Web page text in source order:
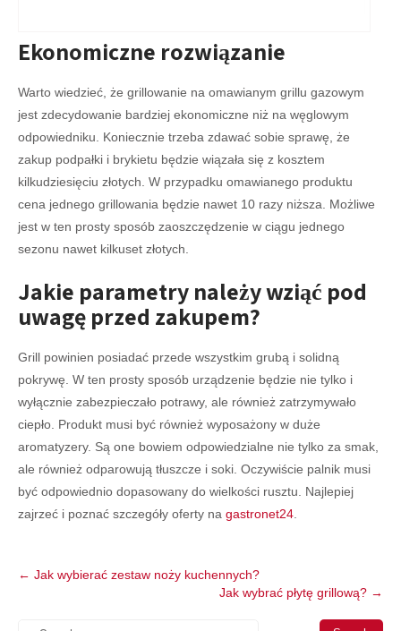
Ekonomiczne rozwiązanie
Warto wiedzieć, że grillowanie na omawianym grillu gazowym
jest zdecydowanie bardziej ekonomiczne niż na węglowym
odpowiedniku. Koniecznie trzeba zdawać sobie sprawę, że
zakup podpałki i brykietu będzie wiązała się z kosztem
kilkudziesięciu złotych. W przypadku omawianego produktu
cena jednego grillowania będzie nawet 10 razy niższa. Możliwe
jest w ten prosty sposób zaoszczędzenie w ciągu jednego
sezonu nawet kilkuset złotych.
Jakie parametry należy wziąć pod
uwagę przed zakupem?
Grill powinien posiadać przede wszystkim grubą i solidną
pokrywę. W ten prosty sposób urządzenie będzie nie tylko i
wyłącznie zabezpieczało potrawy, ale również zatrzymywało
ciepło. Produkt musi być również wyposażony w duże
aromatyzery. Są one bowiem odpowiedzialne nie tylko za smak,
ale również odparowują tłuszcze i soki. Oczywiście palnik musi
być odpowiednio dopasowany do wielkości rusztu. Najlepiej
zajrzeć i poznać szczegóły oferty na gastronet24
Post
← Jak wybierać zestaw noży kuchennych?
Jak wybrać płytę grillową? →